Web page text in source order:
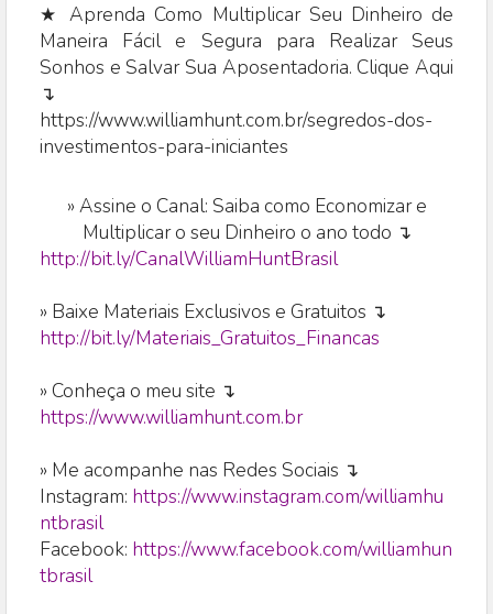
★ Aprenda Como Multiplicar Seu Dinheiro de
Maneira Fácil e Segura para Realizar Seus
Sonhos e Salvar Sua Aposentadoria. Clique Aqui
↴
https://www.williamhunt.com.br/segredos-dos-
investimentos-para-iniciantes
»Assine o Canal: Saiba como Economizar e
Multiplicar o seu Dinheiro o ano todo ↴
http://bit.ly/CanalWilliamHuntBrasil
» Baixe Materiais Exclusivos e Gratuitos ↴
http://bit.ly/Materiais_Gratuitos_Financas
» Conheça o meu site ↴
https://www.williamhunt.com.br
» Me acompanhe nas Redes Sociais ↴
Instagram: https://www.instagram.com/williamhu
ntbrasil
Facebook: https://www.facebook.com/williamhun
tbrasil